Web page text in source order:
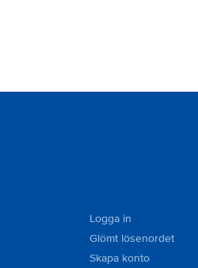
Logga in
Glömt lösenordet
Skapa konto